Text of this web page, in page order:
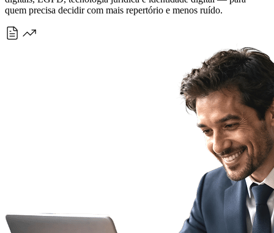
quem precisa decidir com mais repertório e menos ruído.